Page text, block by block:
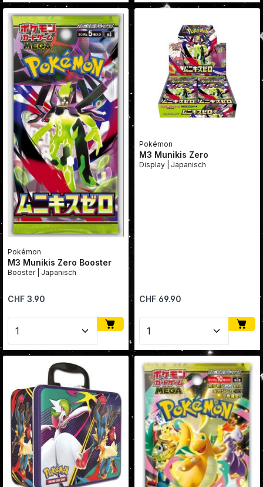
Pokémon
M3 Munikis Zero Booster
Booster | Japanisch
Regulärer Preis:
CHF 3.90
Produkt Anzahl: Gib den gewünschten Wert ein
Pokémon
M3 Munikis Zero
Display | Japanisch
Regulärer Preis:
CHF 69.90
Produkt Anzahl: Gib